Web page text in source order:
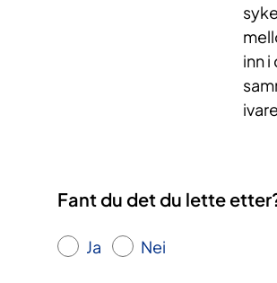
inn
Fant du det du lette
Ja Nei